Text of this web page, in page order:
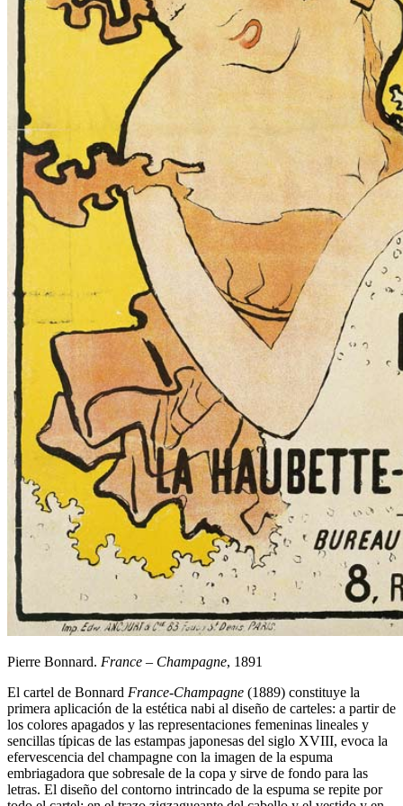
Pierre Bonnard. France – Champagne, 1891
El cartel de Bonnard France-Champagne (1889) constituye la
primera aplicación de la estética nabi al diseño de carteles: a partir de
los colores apagados y las representaciones femeninas lineales y
sencillas típicas de las estampas japonesas del siglo XVIII, evoca la
efervescencia del champagne con la imagen de la espuma
embriagadora que sobresale de la copa y sirve de fondo para las
letras. El diseño del contorno intrincado de la espuma se repite por